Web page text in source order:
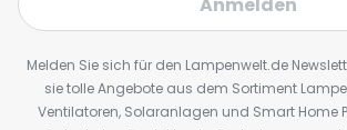
Melden Sie sich für den Lampenwelt.de
sie tolle Angebote aus dem Sortiment
Ventilatoren, Solaranlagen und Smart Home